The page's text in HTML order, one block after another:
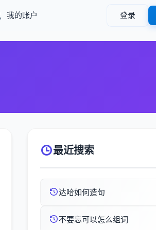
我的账户 登录
最近搜索
达哈如何造句
不要忘可以怎么组词